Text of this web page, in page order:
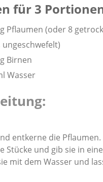
für 3
Pflaumen (oder 8
ungeschwefelt)
Birnen
Wasser
entkerne die Pflaumen.
Stücke und gib sie in
mit dem Wasser und